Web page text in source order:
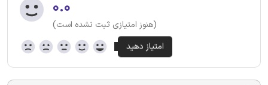
۰.۰
(هنوز امتیازی ثبت نشده است)